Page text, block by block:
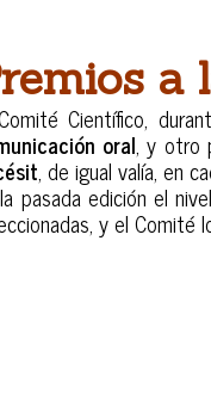
a
Científico,
oral, y otro
, de igual valía, en
pasada edición el
y el Comité